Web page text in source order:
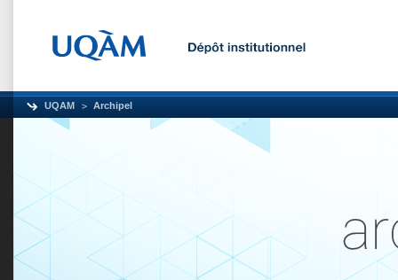
UQAM Archipel